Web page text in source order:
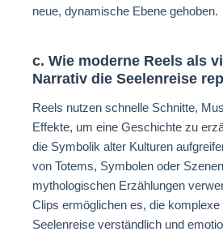
neue, dynamische Ebene gehoben.
c. Wie moderne Reels als
Narrativ die Seelenreise
Reels nutzen schnelle Schnitte,
Effekte, um eine Geschichte zu
die Symbolik alter Kulturen
von Totems, Symbolen oder
mythologischen Erzählungen
Clips ermöglichen es, die komplexe
Seelenreise verständlich und